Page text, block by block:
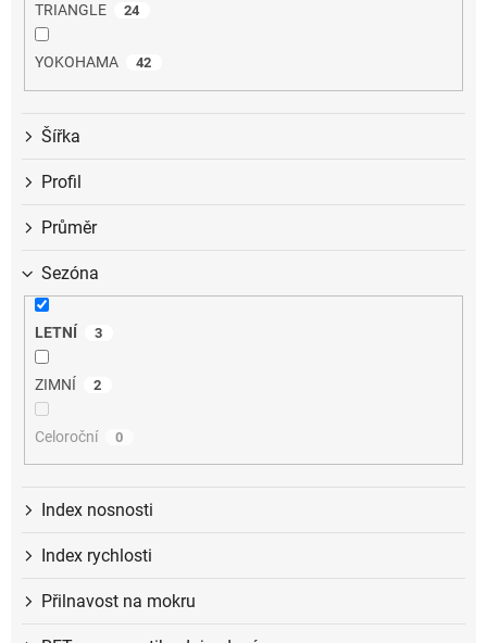
TRIANGLE 24
YOKOHAMA 42
Šířka
Profil
Průměr
Sezóna
LETNÍ 3
ZIMNÍ 2
Celoroční 0
Index nosnosti
Index rychlosti
Přilnavost na mokru